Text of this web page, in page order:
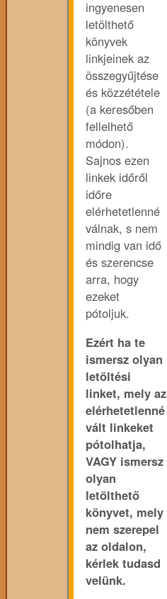
ingyenesen
letölthető
könyvek
linkjeinek az
összegyűjtése
és közzététele
(a keresőben
fellelhető
módon).
Sajnos ezen
linkek időről
időre
elérhetetlenné
válnak, s nem
mindig van idő
és szerencse
arra, hogy
ezeket
pótoljuk.
Ezért ha te
ismersz olyan
letöltési
linket, mely az
elérhetetlenné
vált linkeket
pótolhatja,
VAGY ismersz
olyan
letölthető
könyvet, mely
nem szerepel
az oldalon,
kérlek tudasd
velünk.